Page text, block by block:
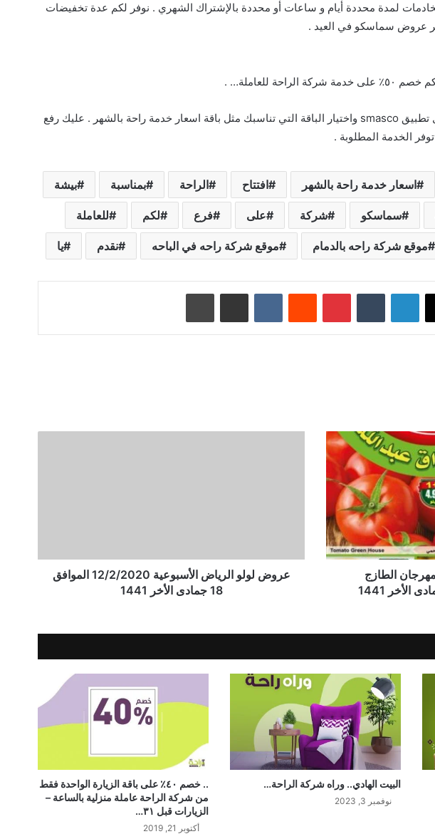
لمدة محددة أيام و ساعات أو محددة بالإشتراك الشهري . نوفر لكم عدة تخفيضات
عروض سماسكو في العيد .
للعاملة… .
يمكنكم التعاقد مع الشغالات من خلال تطبيق smasco واختيار الباقة التي تناسبك مثل باقة اسعار خدمة راحة بالشهر . عليك رفع
الخدمة المطلوبة .
اسعار خدمة راحة بالشهر افتتاح الراحة بمناسبة بيشة
سماسكو شركة على فرع لكم للعاملة
موقع شركة راحه بالدمام موقع شركة راحه في الباحه نقدم يا
لينكدإن بينتيريست
الطازج
عروض لولو الرياض الأسبوعية 12/2/2020 الموافق
18 جمادى الأخر 1441
البيت الهادي.. وراه شركة الراحة…
نوفمبر 3, 2023
.. خصم ٤٠٪؜ على باقة الزيارة الواحدة فقط
من شركة الراحة عاملة منزلية بالساعة –
الزيارات قبل ٣١…
أكتوبر 21, 2019